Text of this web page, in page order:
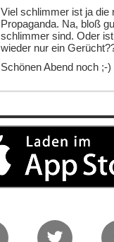
Viel schlimmer ist ja die
Propaganda. Na, bloß
schlimmer sind. Oder
wieder nur ein
Schönen Abend noch ;-)